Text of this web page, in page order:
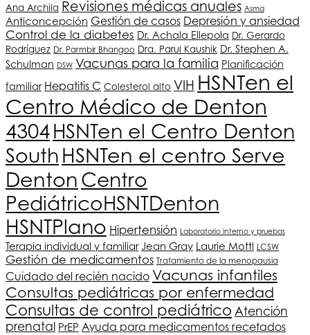
Ana Archila Revisiones médicas anuales Asma
Anticoncepción Gestión de casos Depresión y ansiedad
Control de la diabetes Dr. Achala Ellepola Dr. Gerardo
Rodríguez Dr. Parmbir Bhangoo Dra. Parul Kaushik Dr. Stephen A.
Schulman DSW Vacunas para la familia Planificación
familiar Hepatitis C Colesterol alto VIH HSNTen el
Centro Médico de Denton
4304HSNTen el Centro Denton
South HSNTen el centro Serve
Denton Centro
PediátricoHSNTDenton
HSNTPlano Hipertensión Laboratorio interno y pruebas
Terapia individual y familiar Jean Gray Laurie Mottl LCSW
Gestión de medicamentos Tratamiento de la menopausia
Cuidado del recién nacido Vacunas infantiles
Consultas pediátricas por enfermedad
Consultas de control pediátrico Atención
prenatal PrEP Ayuda para medicamentos recetados